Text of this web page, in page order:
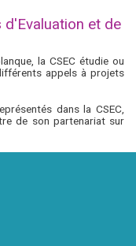
et de
la CSEC étudie ou
appels à projets
dans la CSEC,
de son partenariat sur